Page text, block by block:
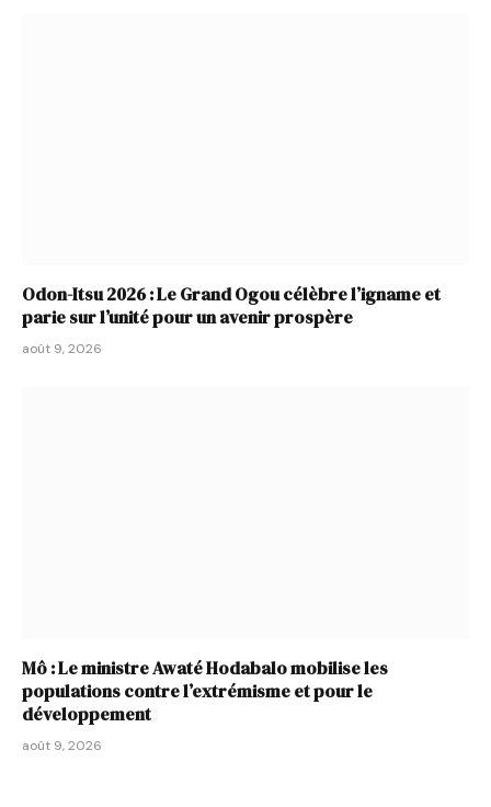
Odon-Itsu 2026 : Le Grand Ogou célèbre l’igname et
parie sur l’unité pour un avenir prospère
août 9, 2026
Mô : Le ministre Awaté Hodabalo mobilise les
populations contre l’extrémisme et pour le
développement
août 9, 2026